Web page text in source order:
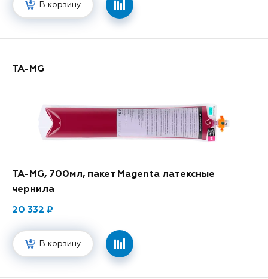
В корзину
TA-MG
TA-MG, 700мл, пакет Magenta латексные
чернила
20 332
В корзину